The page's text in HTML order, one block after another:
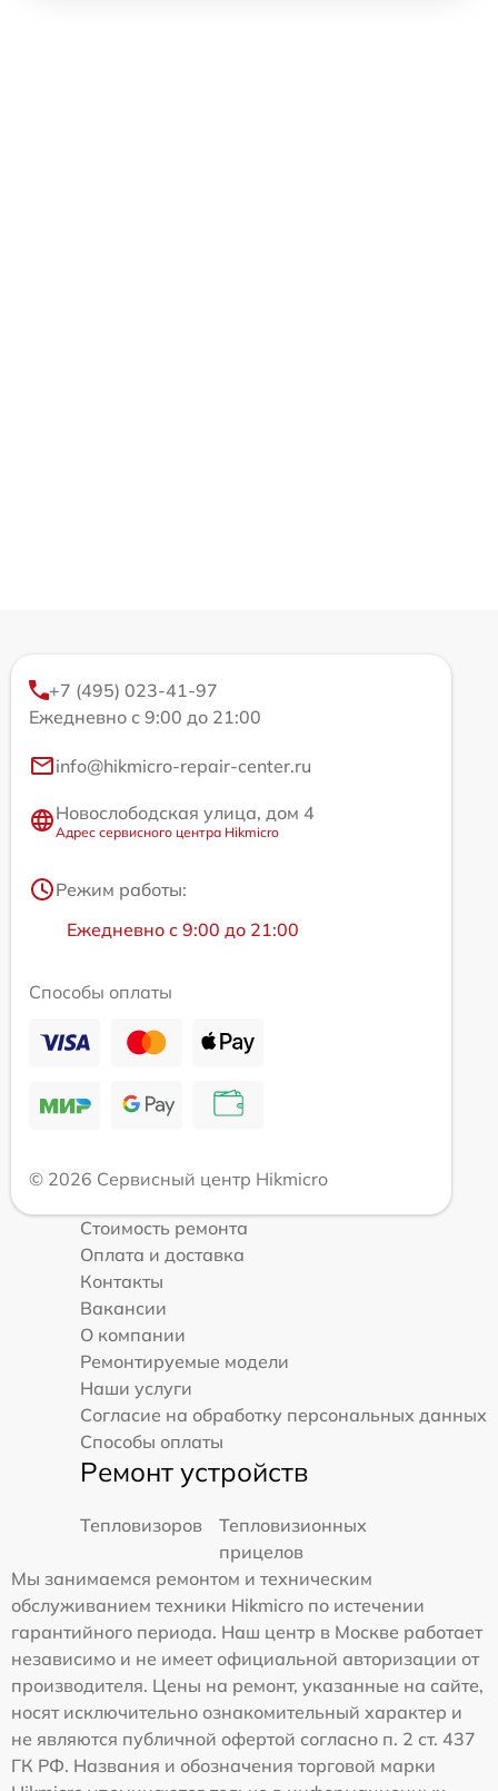
+7 (495) 023-41-97
Ежедневно с 9:00 до 21:00
info@hikmicro-repair-center.ru
Новослободская улица, дом 4
Адрес сервисного центра Hikmicro
Режим работы:
Ежедневно с 9:00 до 21:00
Способы оплаты
© 2026 Сервисный центр Hikmicro
Стоимость ремонта
Оплата и доставка
Контакты
Вакансии
О компании
Ремонтируемые модели
Наши услуги
Согласие на обработку персональных данных
Способы оплаты
Ремонт устройств
Тепловизоров
Тепловизионных
прицелов
Мы занимаемся ремонтом и техническим
обслуживанием техники Hikmicro по истечении
гарантийного периода. Наш центр в Москве работает
независимо и не имеет официальной авторизации от
производителя. Цены на ремонт, указанные на сайте,
носят исключительно ознакомительный характер и
не являются публичной офертой согласно п. 2 ст. 437
ГК РФ. Названия и обозначения торговой марки